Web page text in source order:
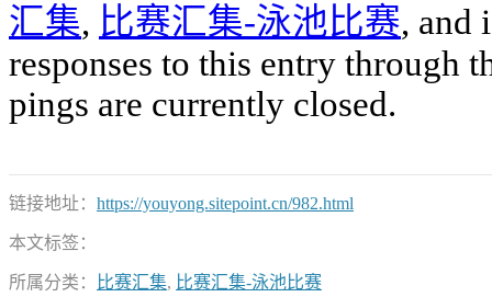
汇集, 比赛汇集-泳池比赛, and
responses to this entry through
pings are currently closed.
链接地址： https://youyong.sitepoint.cn/982.html
本文标签：
所属分类： 比赛汇集, 比赛汇集-泳池比赛